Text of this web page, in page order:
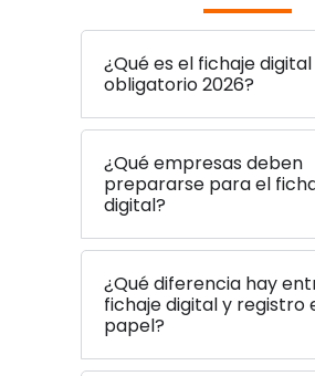
¿Qué es el fichaje digital
obligatorio 2026?
¿Qué empresas deben
prepararse para el
digital?
¿Qué diferencia hay
fichaje digital y registro
papel?